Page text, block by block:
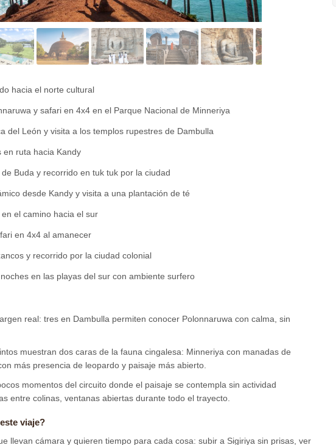
hacia el norte cultural
y safari en 4x4 en el Parque Nacional de Minneriya
del León y visita a los templos rupestres de Dambulla
en ruta hacia Kandy
Buda y recorrido en tuk tuk por la ciudad
desde Kandy y visita a una plantación de té
el camino hacia el sur
en 4x4 al amanecer
y recorrido por la ciudad colonial
en las playas del sur con ambiente surfero
real: tres en Dambulla permiten conocer Polonnaruwa con calma, sin
muestran dos caras de la fauna cingalesa: Minneriya con manadas de
más presencia de leopardo y paisaje más abierto.
momentos del circuito donde el paisaje se contempla sin actividad
entre colinas, ventanas abiertas durante todo el trayecto.
viaje?
llevan cámara y quieren tiempo para cada cosa: subir a Sigiriya sin prisas, ver